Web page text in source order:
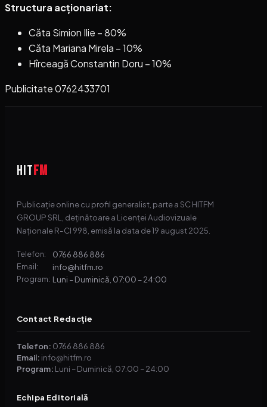
Structura acționariat:
Căta Simion Ilie – 80%
Căta Mariana Mirela – 10%
Hîrceagă Constantin Doru – 10%
Publicitate 0762433701
HITFM
Publicație online cu profil generalist, parte a SC HITFM
GROUP SRL, deținătoare a Licenței Audiovizuale
Naționale R-CI 998, emisă la data de 19 august 2025.
Telefon: 0766 886 886
Email: info@hitfm.ro
Program: Luni – Duminică, 07:00 – 24:00
Contact Redacție
Telefon: 0766 886 886
Email: info@hitfm.ro
Program: Luni – Duminică, 07:00 – 24:00
Echipa Editorială